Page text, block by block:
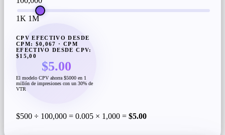
1K 1M
CPV EFECTIVO DESDE
CPM: $0,067 · CPM
EFECTIVO DESDE CPV:
$15,00
$5.00
El modelo CPV ahorra $5000 en 1
millón de impresiones con un 30% de
VTR
$500 ÷ 100,000 = 0.005 × 1,000 = $5.00